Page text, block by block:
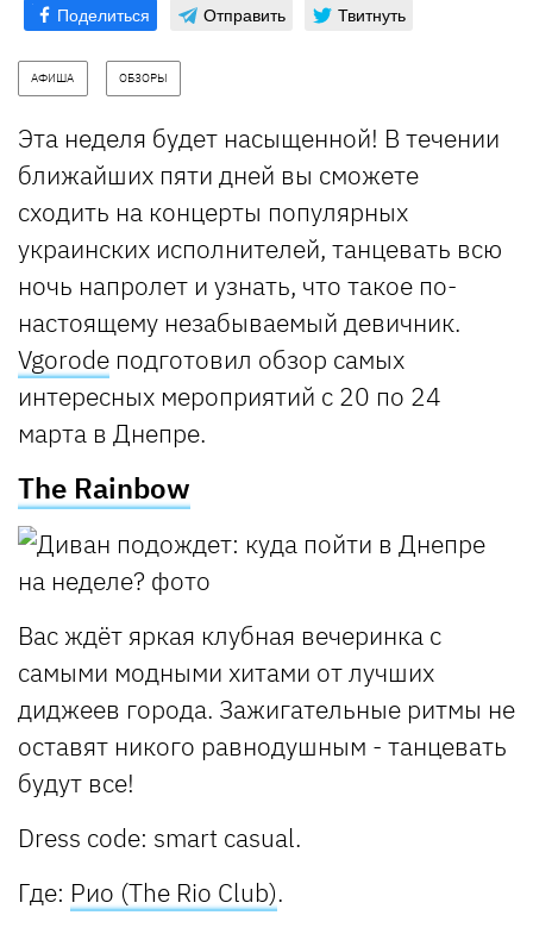
Поделиться Отправить Твитнуть
АФИША ОБЗОРЫ
Эта неделя будет насыщенной! В течении
ближайших пяти дней вы сможете
сходить на концерты популярных
украинских исполнителей, танцевать всю
ночь напролет и узнать, что такое по-
настоящему незабываемый девичник.
Vgorode подготовил обзор самых
интересных мероприятий с 20 по 24
марта в Днепре.
The Rainbow
Вас ждёт яркая клубная вечеринка с
самыми модными хитами от лучших
диджеев города. Зажигательные ритмы не
оставят никого равнодушным - танцевать
будут все!
Dress code: smart casual.
Где: Рио (The Rio Club).